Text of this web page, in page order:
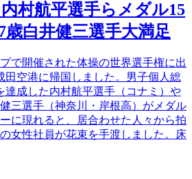
村航平選手らメダル15
歳白井健三選手大満足
で開催された体操の世界選手権に出
田空港に帰国しました。男子個人総
達成した内村航平選手（コナミ）や
三選手（神奈川・岸根高）がメダル
に現れると、居合わせた人々から拍
女性社員が花束を手渡しました。床